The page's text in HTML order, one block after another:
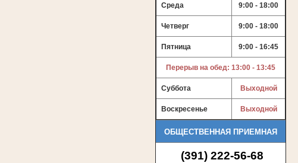
Среда 9:00 - 18:00
Четверг 9:00 - 18:00
Пятница 9:00 - 16:45
Перерыв на обед: 13:00 - 13:45
Суббота Выходной
Воскресенье Выходной
ОБЩЕСТВЕННАЯ ПРИЕМНАЯ
(391) 222-56-68